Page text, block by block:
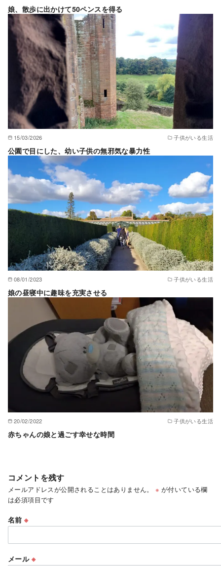
娘、散歩に出かけて50ペンスを得る
15/03/2026 子供がいる生活
公園で目にした、幼い子供の無邪気な暴力性
08/01/2023 子供がいる生活
娘の昼寝中に趣味を充実させる
20/02/2022 子供がいる生活
赤ちゃんの娘と過ごす幸せな時間
コメントを残す
メールアドレスが公開されることはありません。 ※ が付いている欄
は必須項目です
名前※
メール ※